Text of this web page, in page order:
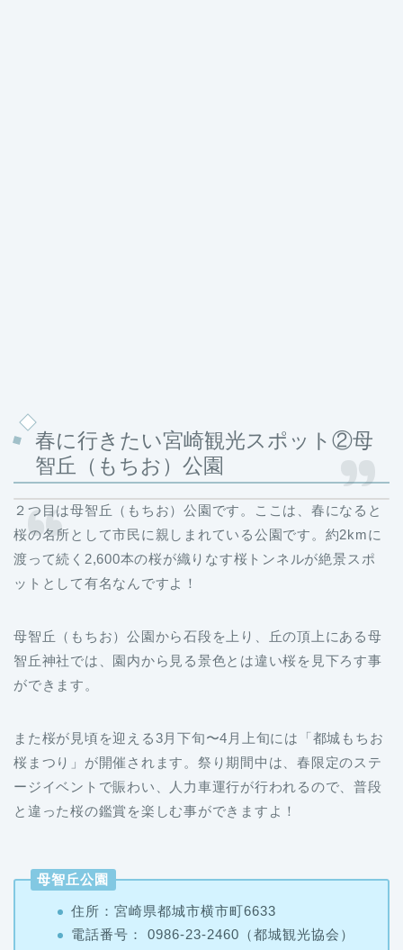
春に行きたい宮崎観光スポット②母
智丘（もちお）公園
２つ目は母智丘（もちお）公園です。ここは、春になると
桜の名所として市民に親しまれている公園です。約2kmに
渡って続く2,600本の桜が織りなす桜トンネルが絶景スポ
ットとして有名なんですよ！
母智丘（もちお）公園から石段を上り、丘の頂上にある母
智丘神社では、園内から見る景色とは違い桜を見下ろす事
ができます。
また桜が見頃を迎える3月下旬〜4月上旬には「都城もちお
桜まつり」が開催されます。祭り期間中は、春限定のステ
ージイベントで賑わい、人力車運行が行われるので、普段
と違った桜の鑑賞を楽しむ事ができますよ！
母智丘公園
住所：宮崎県都城市横市町6633
電話番号： 0986-23-2460（都城観光協会）